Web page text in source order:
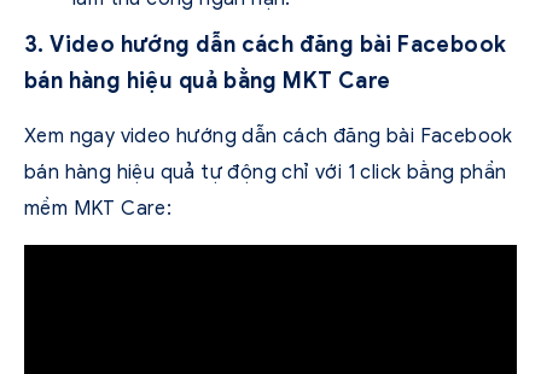
3. Video hướng dẫn cách đăng bài Facebook
bán hàng hiệu quả bằng MKT Care
Xem ngay video hướng dẫn cách đăng bài Facebook
bán hàng hiệu quả tự động chỉ với 1 click bằng phần
mềm MKT Care: